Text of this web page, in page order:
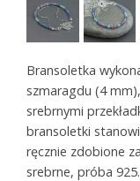
Bransoletka
szmaragdu (4
srebrnymi
bransoletki
ręcznie zdobione
srebrne, próba